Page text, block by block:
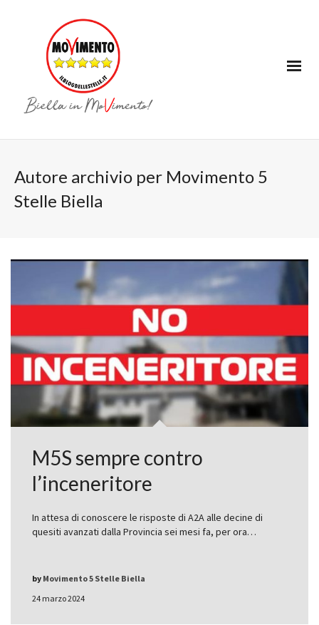
Autore archivio per Movimento 5
Stelle Biella
M5S sempre contro
l’inceneritore
In attesa di conoscere le risposte di A2A alle decine di
quesiti avanzati dalla Provincia sei mesi fa, per ora…
24 marzo 2024
by Movimento 5 Stelle Biella